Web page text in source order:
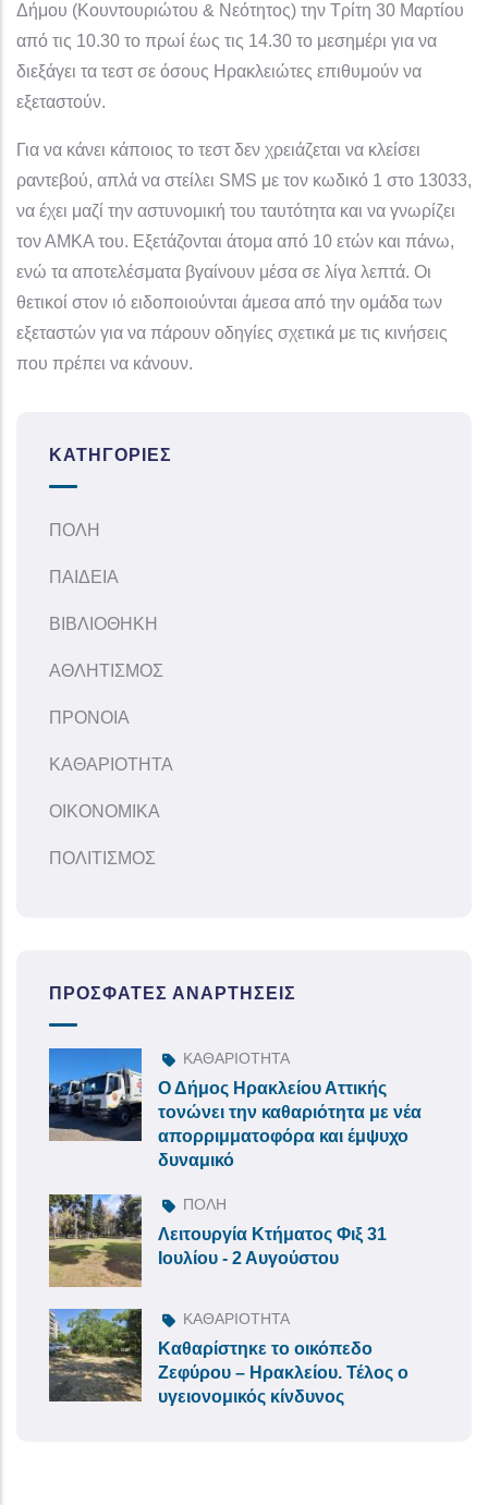
Δήμου (Κουντουριώτου & Νεότητος) την Τρίτη 30 Μαρτίου
από τις 10.30 το πρωί έως τις 14.30 το μεσημέρι για να
διεξάγει τα τεστ σε όσους Ηρακλειώτες επιθυμούν να
εξεταστούν.
Για να κάνει κάποιος το τεστ δεν χρειάζεται να κλείσει
ραντεβού, απλά να στείλει SMS με τον κωδικό 1 στο 13033,
να έχει μαζί την αστυνομική του ταυτότητα και να γνωρίζει
τον ΑΜΚΑ του. Εξετάζονται άτομα από 10 ετών και πάνω,
ενώ τα αποτελέσματα βγαίνουν μέσα σε λίγα λεπτά. Οι
θετικοί στον ιό ειδοποιούνται άμεσα από την ομάδα των
εξεταστών για να πάρουν οδηγίες σχετικά με τις κινήσεις
που πρέπει να κάνουν.
ΚΑΤΗΓΟΡΊΕΣ
ΠΟΛΗ
ΠΑΙΔΕΙΑ
ΒΙΒΛΙΟΘΗΚΗ
ΑΘΛΗΤΙΣΜΟΣ
ΠΡΟΝΟΙΑ
ΚΑΘΑΡΙΟΤΗΤΑ
ΟΙΚΟΝΟΜΙΚΑ
ΠΟΛΙΤΙΣΜΟΣ
ΠΡΌΣΦΑΤΕΣ ΑΝΑΡΤΉΣΕΙΣ
ΚΑΘΑΡΙΟΤΗΤΑ
Ο Δήμος Ηρακλείου Αττικής
τονώνει την καθαριότητα με νέα
απορριμματοφόρα και έμψυχο
δυναμικό
ΠΟΛΗ
Λειτουργία Κτήματος Φιξ 31
Ιουλίου - 2 Αυγούστου
ΚΑΘΑΡΙΟΤΗΤΑ
Καθαρίστηκε το οικόπεδο
Ζεφύρου – Ηρακλείου. Τέλος ο
υγειονομικός κίνδυνος